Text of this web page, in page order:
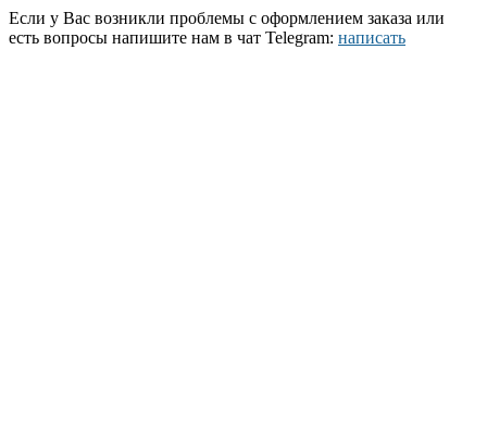
Если у Вас возникли проблемы с оформлением заказа или
есть вопросы напишите нам в чат Telegram: написать